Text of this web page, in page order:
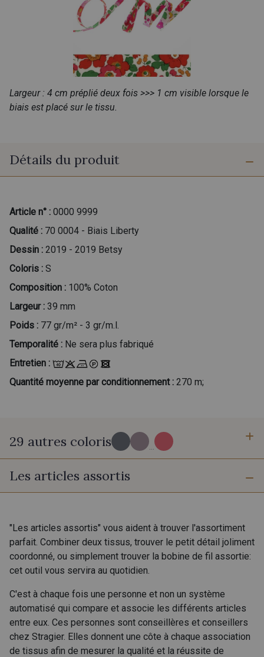
Largeur : 4 cm préplié deux fois >>> 1 cm visible lorsque le
biais est placé sur le tissu.
Détails du produit
Article n° : 0000 9999
Qualité : 70 0004 - Biais Liberty
Dessin : 2019 - 2019 Betsy
Coloris : S
Composition : 100% Coton
Largeur : 39 mm
Poids : 77 gr/m² - 3 gr/m.l.
Temporalité : Ne sera plus fabriqué
Entretien :
Quantité moyenne par conditionnement : 270 m;
29 autres coloris ...
BI-C - Granit
V - Fluo Thé AA - Rose Corail
Z - Mandarine BI-B - Guimauve
U - Béryl rose W1 - Soleil rose
Les articles assortis
"Les articles assortis" vous aident à trouver l'assortiment
parfait. Combiner deux tissus, trouver le petit détail joliment
coordonné, ou simplement trouver la bobine de fil assortie:
cet outil vous servira au quotidien.
C'est à chaque fois une personne et non un système
automatisé qui compare et associe les différents articles
entre eux. Ces personnes sont conseillères et conseillers
chez Stragier. Elles donnent une côte à chaque association
de tissus afin de mesurer la qualité et la réussite de